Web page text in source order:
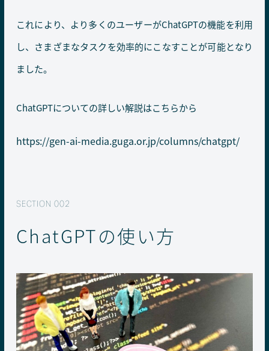
これにより、より多くのユーザーがChatGPTの機能を利用
し、さまざまなタスクを効率的にこなすことが可能となり
ました。
ChatGPTについての詳しい解説はこちらから
https://gen-ai-media.guga.or.jp/columns/chatgpt/
ChatGPTの使い方